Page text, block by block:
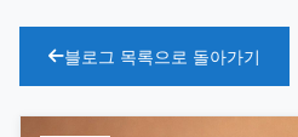
블로그 목록으로 돌아가기